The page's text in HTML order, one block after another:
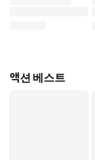
액션 베스트